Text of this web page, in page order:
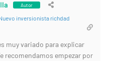
Autor
inversionista richdad
muy variado para explicar
recomendamos empezar por